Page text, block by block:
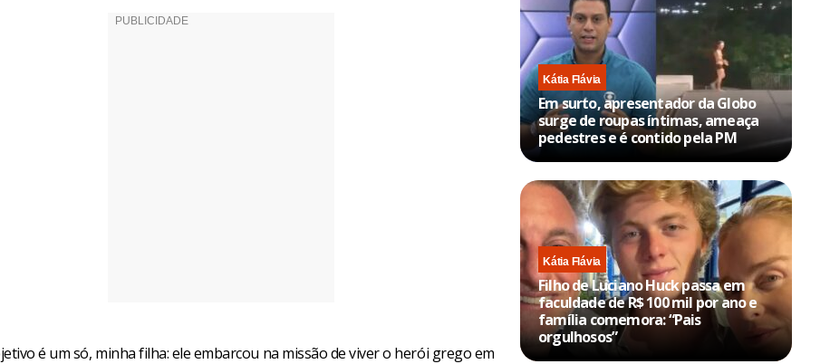
é um só, minha filha: ele embarcou na missão de viver o herói grego em
Kátia Flávia
Em surto, apresentador da Globo
surge de roupas íntimas, ameaça
pedestres e é contido pela PM
Kátia Flávia
Filho de Luciano Huck passa em
faculdade de R$ 100 mil por ano e
família comemora: “Pais
orgulhosos”